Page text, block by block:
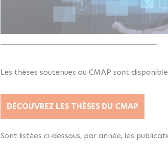
Les thèses soutenues au CMAP sont
DÉCOUVREZ LES THÈSES DU CMAP
Sont listées ci-dessous, par année, les